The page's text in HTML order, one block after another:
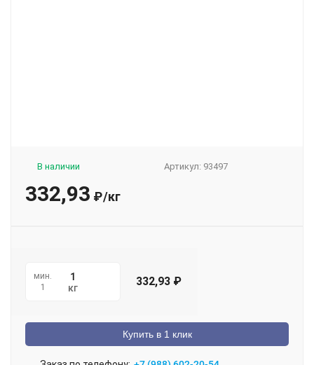
Артикул: 93497
В наличии
332,93 ₽/кг
мин.
1
кг 332,93 ₽
Купить в 1 клик